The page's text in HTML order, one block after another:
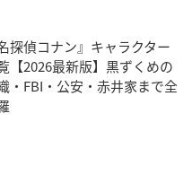
名探偵コナン』キャラクター
【2026最新版】黒ずくめの
・FBI・公安・赤井家まで全